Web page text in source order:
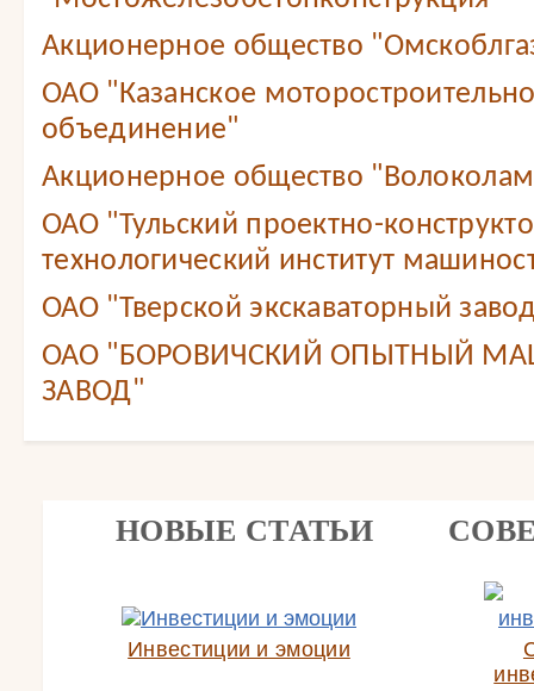
Акционерное общество
ОАО "Казанское
объединение"
Акционерное общество
ОАО "Тульский проектно-
технологический институт
ОАО "Тверской экскаваторный
ОАО "БОРОВИЧСКИЙ ОПЫТНЫЙ
ЗАВОД"
НОВЫЕ СТАТЬИ
Инвестиции и эмоции